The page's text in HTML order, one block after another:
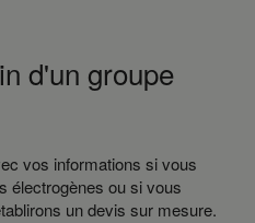
d'un groupe
vos informations si vous
électrogènes ou si vous
un devis sur mesure.